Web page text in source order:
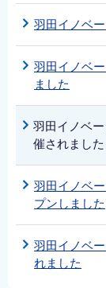
羽田イノベ
羽田イノベ
ました
羽田イノベ
催されました
羽田イノベ
プンしました
羽田イノベ
れました